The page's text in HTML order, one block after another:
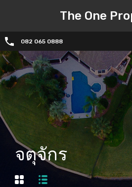
The One
082 065 0888
จตุจักร